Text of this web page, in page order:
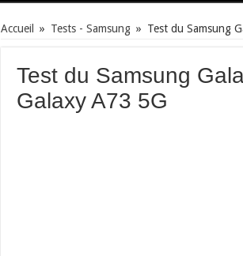
Accueil » Tests - Samsung » Test du Samsung
Test du Samsung
Galaxy A73 5G